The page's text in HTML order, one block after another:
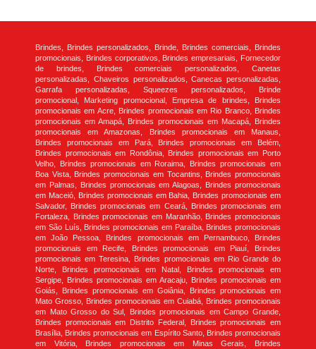
Brindes, Brindes personalizados, Brinde, Brindes comerciais, Brindes
promocionais, Brindes corporativos, Brindes empresariais, Fornecedor
de brindes, Brindes comerciais personalizados, Canetas
personalizadas, Chaveiros personalizados, Canecas personalizadas,
Garrafa personalizadas, Squeezes personalizados, Brinde
promocional, Marketing promocional, Empresa de brindes, Brindes
promocionais em Acre, Brindes promocionais em Rio Branco, Brindes
promocionais em Amapá, Brindes promocionais em Macapá, Brindes
promocionais em Amazonas, Brindes promocionais em Manaus,
Brindes promocionais em Pará, Brindes promocionais em Belém,
Brindes promocionais em Rondônia, Brindes promocionais em Porto
Velho, Brindes promocionais em Roraima, Brindes promocionais em
Boa Vista, Brindes promocionais em Tocantins, Brindes promocionais
em Palmas, Brindes promocionais em Alagoas, Brindes promocionais
em Maceió, Brindes promocionais em Bahia, Brindes promocionais em
Salvador, Brindes promocionais em Ceará, Brindes promocionais em
Fortaleza, Brindes promocionais em Maranhão, Brindes promocionais
em São Luís, Brindes promocionais em Paraíba, Brindes promocionais
em João Pessoa, Brindes promocionais em Pernambuco, Brindes
promocionais em Recife, Brindes promocionais em Piauí, Brindes
promocionais em Teresina, Brindes promocionais em Rio Grande do
Norte, Brindes promocionais em Natal, Brindes promocionais em
Sergipe, Brindes promocionais em Aracaju, Brindes promocionais em
Goiás, Brindes promocionais em Goiânia, Brindes promocionais em
Mato Grosso, Brindes promocionais em Cuiabá, Brindes promocionais
em Mato Grosso do Sul, Brindes promocionais em Campo Grande,
Brindes promocionais em Distrito Federal, Brindes promocionais em
Brasília, Brindes promocionais em Espírito Santo, Brindes promocionais
em Vitória, Brindes promocionais em Minas Gerais, Brindes